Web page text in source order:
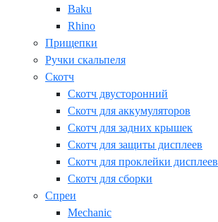
Baku
Rhino
Прищепки
Ручки скальпеля
Скотч
Скотч двусторонний
Скотч для аккумуляторов
Скотч для задних крышек
Скотч для защиты дисплеев
Скотч для проклейки дисплеев
Скотч для сборки
Спреи
Mechanic